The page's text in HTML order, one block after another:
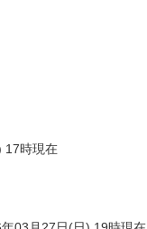
17時現在